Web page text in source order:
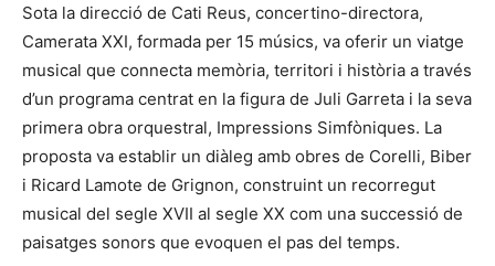
Sota la direcció de Cati Reus, concertino-directora,
Camerata XXI, formada per 15 músics, va oferir un viatge
musical que connecta memòria, territori i història a través
d’un programa centrat en la figura de Juli Garreta i la seva
primera obra orquestral, Impressions Simfòniques. La
proposta va establir un diàleg amb obres de Corelli, Biber
i Ricard Lamote de Grignon, construint un recorregut
musical del segle XVII al segle XX com una successió de
paisatges sonors que evoquen el pas del temps.